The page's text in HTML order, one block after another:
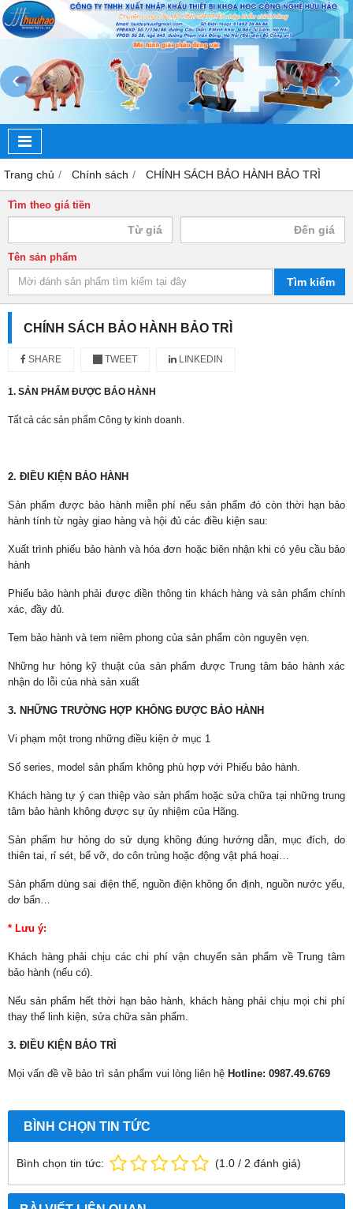
‹ ›
Trang chủ Chính sách CHÍNH SÁCH BẢO HÀNH BẢO TRÌ
Tìm theo giá tiền
Tên sản phẩm
Tìm kiếm
CHÍNH SÁCH BẢO HÀNH BẢO TRÌ
SHARE TWEET LINKEDIN
1. SẢN PHẨM ĐƯỢC BẢO HÀNH
Tất cả các sản phẩm Công ty kinh doanh.
2. ĐIỀU KIỆN BẢO HÀNH
Sản phẩm được bảo hành miễn phí nếu sản phẩm đó còn thời hạn bảo
hành tính từ ngày giao hàng và hội đủ các điều kiện sau:
Xuất trình phiếu bảo hành và hóa đơn hoặc biên nhận khi có yêu cầu bảo
hành
Phiếu bảo hành phải được điền thông tin khách hàng và sản phẩm chính
xác, đầy đủ.
Tem bảo hành và tem niêm phong của sản phẩm còn nguyên vẹn.
Những hư hỏng kỹ thuật của sản phẩm được Trung tâm bảo hành xác
nhận do lỗi của nhà sản xuất
3. NHỮNG TRƯỜNG HỢP KHÔNG ĐƯỢC BẢO HÀNH
Vi phạm một trong những điều kiện ở mục 1
Số series, model sản phẩm không phù hợp với Phiếu bảo hành.
Khách hàng tự ý can thiệp vào sản phẩm hoặc sửa chữa tại những trung
tâm bảo hành không được sự ủy nhiệm của Hãng.
Sản phẩm hư hỏng do sử dụng không đúng hướng dẫn, mục đích, do
thiên tai, rỉ sét, bể vỡ, do côn trùng hoặc động vật phá hoại…
Sản phẩm dùng sai điện thế, nguồn điện không ổn định, nguồn nước yếu,
dơ bẩn…
* Lưu ý:
Khách hàng phải chịu các chi phí vận chuyển sản phẩm về Trung tâm
bảo hành (nếu có).
Nếu sản phẩm hết thời hạn bảo hành, khách hàng phải chịu mọi chi phí
thay thế linh kiện, sửa chữa sản phẩm.
3. ĐIỀU KIỆN BẢO TRÌ
Mọi vấn đề về bảo trì sản phẩm vui lòng liên hệ Hotline: 0987.49.6769
BÌNH CHỌN TIN TỨC
Bình chọn tin tức: (1.0 / 2 đánh giá)